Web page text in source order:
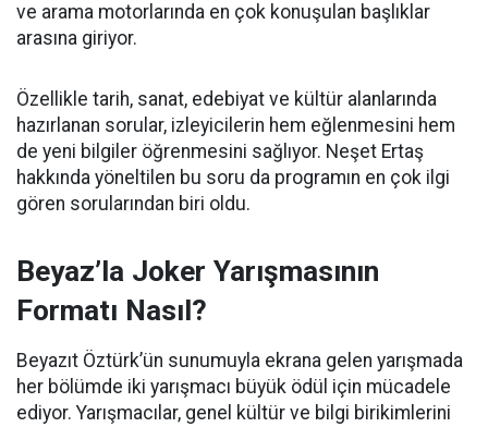
ve arama motorlarında en çok konuşulan başlıklar
arasına giriyor.
Özellikle tarih, sanat, edebiyat ve kültür alanlarında
hazırlanan sorular, izleyicilerin hem eğlenmesini hem
de yeni bilgiler öğrenmesini sağlıyor. Neşet Ertaş
hakkında yöneltilen bu soru da programın en çok ilgi
gören sorularından biri oldu.
Beyaz’la Joker Yarışmasının
Formatı Nasıl?
Beyazıt Öztürk’ün sunumuyla ekrana gelen yarışmada
her bölümde iki yarışmacı büyük ödül için mücadele
ediyor. Yarışmacılar, genel kültür ve bilgi birikimlerini